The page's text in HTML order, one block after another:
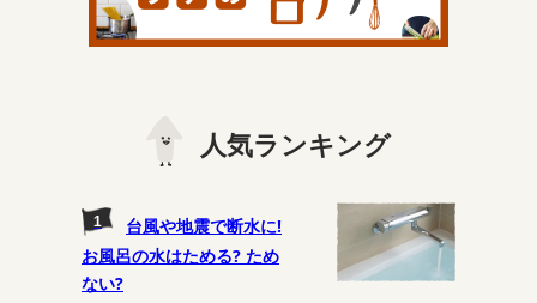
人気ランキング
台風や地震で断水に!
お風呂の水はためる? ため
ない?